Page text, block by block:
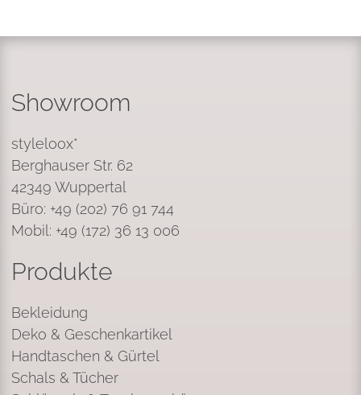
Showroom
styleloox*
Berghauser Str. 62
42349 Wuppertal
Büro: +49 (202) 76 91 744
Mobil: +49 (172) 36 13 006
Produkte
Bekleidung
Deko & Geschenkartikel
Handtaschen & Gürtel
Schals & Tücher